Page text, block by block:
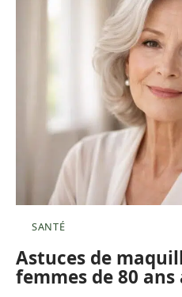
SANTÉ
Astuces de
femmes de 80 ans